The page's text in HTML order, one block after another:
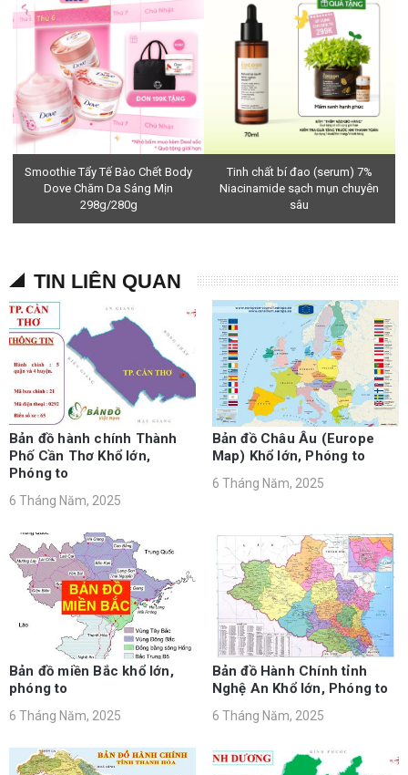
Smoothie Tẩy Tế Bào Chết Body
Dove Chăm Da Sáng Mịn
298g/280g
Tinh chất bí đao (serum) 7%
Niacinamide sạch mụn chuyên
sâu
TIN LIÊN QUAN
Bản đồ hành chính Thành
Phố Cần Thơ Khổ lớn,
Phóng to
6 Tháng Năm, 2025
Bản đồ Châu Âu (Europe
Map) Khổ lớn, Phóng to
6 Tháng Năm, 2025
Bản đồ miền Bắc khổ lớn,
phóng to
6 Tháng Năm, 2025
Bản đồ Hành Chính tỉnh
Nghệ An Khổ lớn, Phóng to
6 Tháng Năm, 2025